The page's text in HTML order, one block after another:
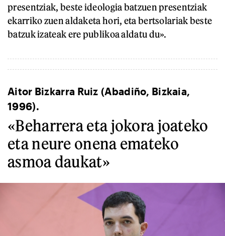
presentziak, beste ideologia batzuen presentziak
ekarriko zuen aldaketa hori, eta bertsolariak beste
batzuk izateak ere publikoa aldatu du».
Aitor Bizkarra Ruiz (Abadiño, Bizkaia,
1996).
«Beharrera eta jokora joateko
eta neure onena emateko
asmoa daukat»